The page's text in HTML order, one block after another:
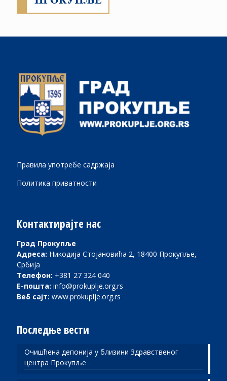
Правила употребе садржаја
Политика приватности
Контактирајте нас
Град Прокупље
Адреса: Никодија Стојановића 2, 18400 Прокупље,
Србија
Телефон: +381 27 324 040
Е-пошта: info@prokuplje.org.rs
Веб сајт: www.prokuplje.org.rs
Последње вести
Очишћена депонија у близини Здравственог
центра Прокупље